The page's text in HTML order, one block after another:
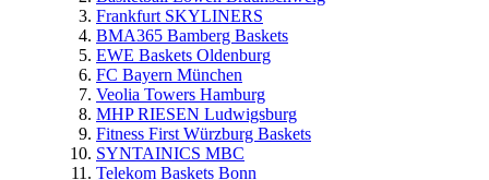
Frankfurt SKYLINERS
BMA365 Bamberg Baskets
EWE Baskets Oldenburg
FC Bayern München
Veolia Towers Hamburg
MHP RIESEN Ludwigsburg
Fitness First Würzburg Baskets
SYNTAINICS MBC
Telekom Baskets Bonn